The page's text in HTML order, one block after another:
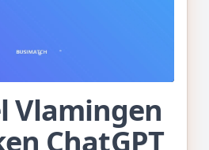
Vlamingen
ChatGPT